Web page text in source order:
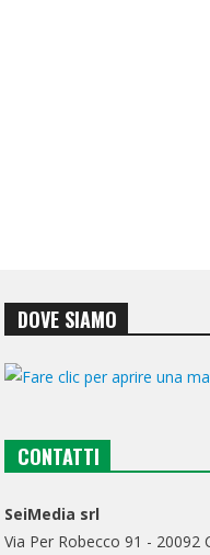
DOVE SIAMO
CONTATTI
SeiMedia srl
Via Per Robecco 91 -